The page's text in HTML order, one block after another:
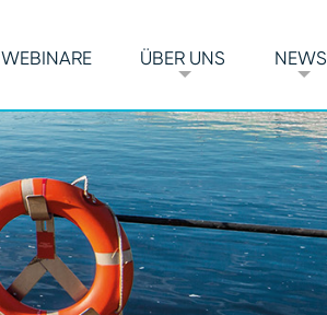
WEBINARE ÜBER UNS NEWS